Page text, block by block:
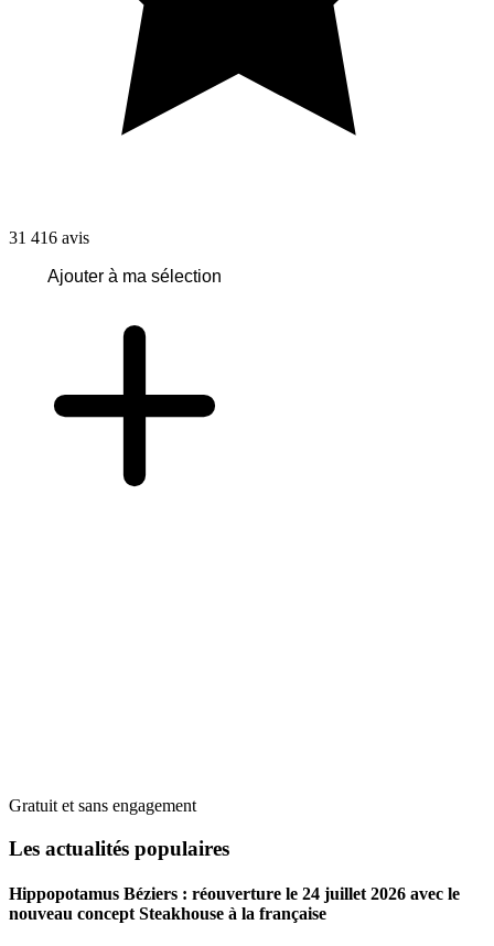
31 416 avis
Ajouter à ma sélection
Gratuit et sans engagement
Les actualités populaires
Hippopotamus Béziers : réouverture le 24 juillet 2026 avec le
nouveau concept Steakhouse à la française